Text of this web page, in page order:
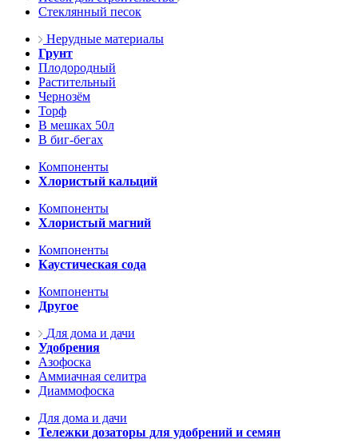
Стеклянный песок
Нерудные материалы
Грунт
Плодородный
Растительный
Чернозём
Торф
В мешках 50л
В биг-бегах
Компоненты
Хлористый кальций
Компоненты
Хлористый магний
Компоненты
Каустическая сода
Компоненты
Другое
Для дома и дачи
Удобрения
Азофоска
Аммиачная селитра
Диаммофоска
Для дома и дачи
Тележки дозаторы для удобрений и семян